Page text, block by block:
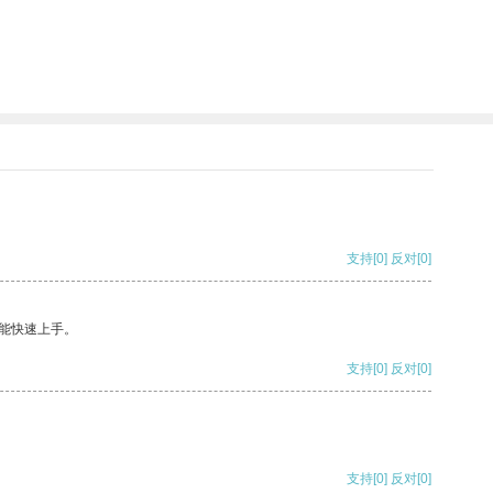
支持[0] 反对[0]
快速上手。
支持[0] 反对[0]
支持[0] 反对[0]